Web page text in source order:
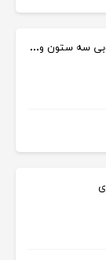
بازی اموزشی برج هوش چوبی سه ستون و ماهیگیری آهنربایی